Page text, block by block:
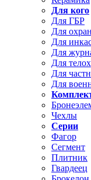
Для кого
Для ГБР
Для
Для
Для
Для
Для
Для
Чехлы
Серии
Фагор
Сегмент
Плитник
Гвардеец